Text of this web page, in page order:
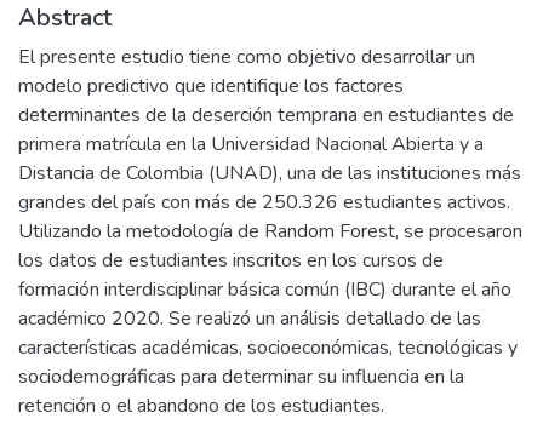
Abstract
El presente estudio tiene como objetivo desarrollar un
modelo predictivo que identifique los factores
determinantes de la deserción temprana en estudiantes de
primera matrícula en la Universidad Nacional Abierta y a
Distancia de Colombia (UNAD), una de las instituciones más
grandes del país con más de 250.326 estudiantes activos.
Utilizando la metodología de Random Forest, se procesaron
los datos de estudiantes inscritos en los cursos de
formación interdisciplinar básica común (IBC) durante el año
académico 2020. Se realizó un análisis detallado de las
características académicas, socioeconómicas, tecnológicas y
sociodemográficas para determinar su influencia en la
retención o el abandono de los estudiantes.